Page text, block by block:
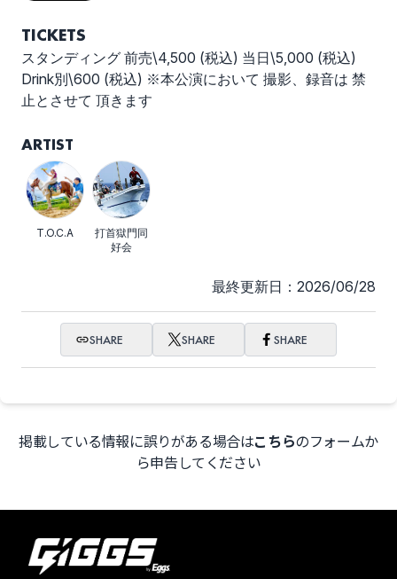
TICKETS
スタンディング 前売\4,500 (税込) 当日\5,000 (税込)
Drink別\600 (税込) ※本公演において 撮影、録音は 禁
止とさせて 頂きます
ARTIST
T.O.C.A
打首獄門同
好会
最終更新日：2026/06/28
SHARE SHARE SHARE
掲載している情報に誤りがある場合はこちらのフォームか
ら申告してください